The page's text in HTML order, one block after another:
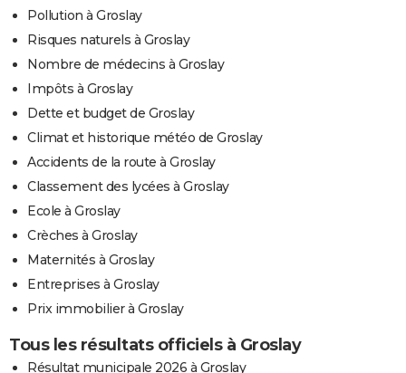
Pollution à Groslay
Risques naturels à Groslay
Nombre de médecins à Groslay
Impôts à Groslay
Dette et budget de Groslay
Climat et historique météo de Groslay
Accidents de la route à Groslay
Classement des lycées à Groslay
Ecole à Groslay
Crèches à Groslay
Maternités à Groslay
Entreprises à Groslay
Prix immobilier à Groslay
Tous les résultats officiels à Groslay
Résultat municipale 2026 à Groslay